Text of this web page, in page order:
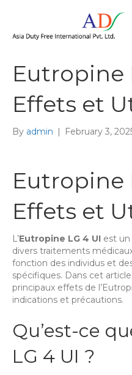
Eutropine
Effets et
By admin | February 3,
Eutropine
Effets et
L’Eutropine LG 4 UI est
divers traitements
fonction des individus et
spécifiques. Dans cet
principaux effets de
indications et précautions.
Qu’est-ce
LG 4 UI ?